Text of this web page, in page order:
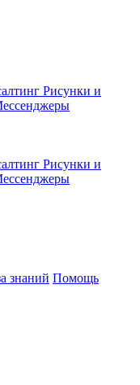
Рисунки и
Рисунки и
знаний Помощь